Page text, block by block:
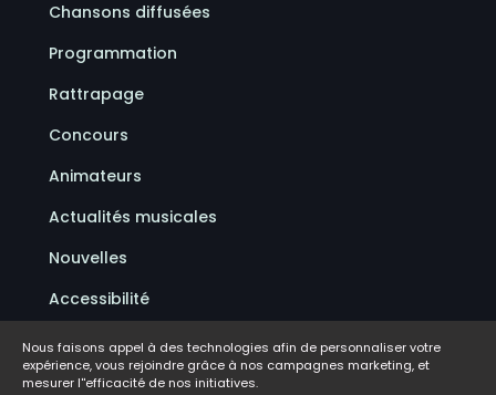
Chansons diffusées
Programmation
Rattrapage
Concours
Animateurs
Actualités musicales
Nouvelles
Accessibilité
Politique de confidentialité
Conditions d'utilisation
Nous faisons appel à des technologies afin de personnaliser votre
expérience, vous rejoindre grâce à nos campagnes marketing, et
mesurer l''efficacité de nos initiatives.